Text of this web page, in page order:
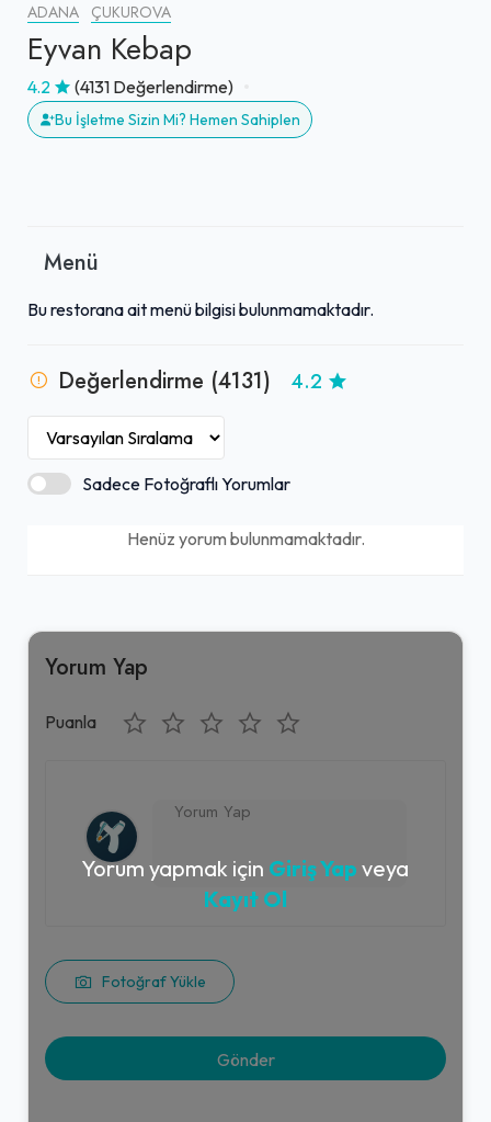
ADANA ÇUKUROVA
Eyvan Kebap
4.2 (4131 Değerlendirme)
Bu İşletme Sizin Mi? Hemen Sahiplen
Menü
Bu restorana ait menü bilgisi bulunmamaktadır.
Değerlendirme (4131) 4.2
Sadece Fotoğraflı Yorumlar
Henüz yorum bulunmamaktadır.
Yorum Yap
Puanla
Fotoğraf Yükle
Yorum yapmak için Giriş Yap veya
Kayıt Ol